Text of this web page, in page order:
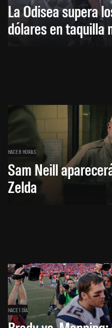
La Odisea supera
dólares en taquilla
HACE 8 HORAS
Sam Neill
Zelda
HACE 1 DÍA